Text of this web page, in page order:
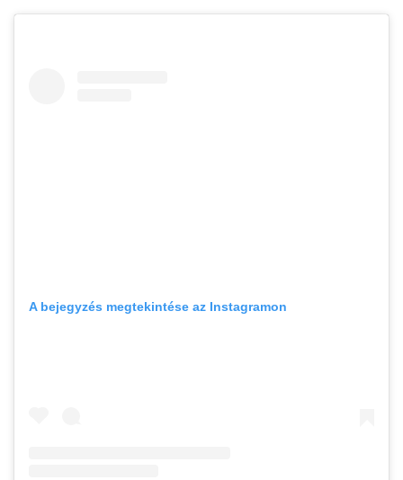
A bejegyzés megtekintése az Instagramon